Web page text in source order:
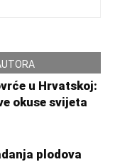
u Hrvatskoj:
okuse svijeta
plodova